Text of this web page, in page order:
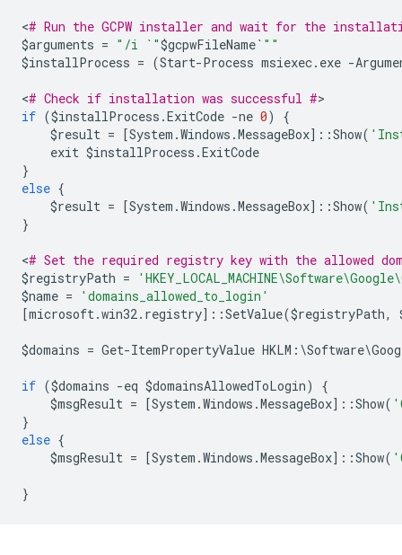
<# Run the GCPW installer and wait for the
$arguments = "/i `"$gcpwFileName` ""
$installProcess = (Start-Process msiexec. exe -
<# Check if installation was successful #
if ($installProcess .ExitCode -ne 0)
{
$result = [System .Windows .MessageBox]::Show(
exit $installProcess .ExitCode
}
else {
$result = [System .Windows .MessageBox]::Show(
}
<# Set the required registry key with the allowed
$registryPath =
$name =
'domains_allowed_to_login'
[microsoft.win32. registry]::SetValue($registryPath,
$domains = Get-ItemPropertyValue HKLM : \Software\
if ($domains -eq $domainsAllowedToLogin)
{
$msgResult = [System .Windows .MessageBox]::Show(
}
else {
$msgResult = [System .Windows .MessageBox]::Show(
}